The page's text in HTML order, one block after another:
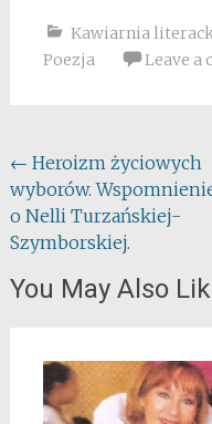
Kawiarnia
Poezja
Leave a
Post
navigation
← Heroizm życiowych
wyborów.
o Nelli Turzańskiej-
Szymborskiej.
You May Also